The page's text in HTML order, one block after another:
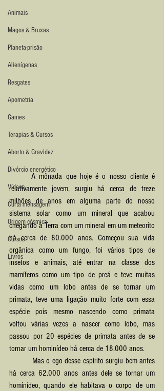
Animais
Magos & Bruxas
Planeta-prisão
Alienígenas
Resgates
Apometria
Games
Terapias & Cursos
Aborto & Gravidez
Divórcio energético
Vídeos
Curta mensagem
Origem cósmica
Cursos
Livros
	A mônada que hoje é o nosso cliente é
relativamente jovem, surgiu há cerca de treze
milhões de anos em alguma parte do nosso
sistema solar como um mineral que acabou
chegando à Terra com um mineral em um meteorito
há cerca de 80.000 anos. Começou sua vida
orgânica como um fungo, foi vários tipos de
insetos e animais, até entrar na classe dos
mamíferos como um tipo de preá e teve muitas
vidas como um lobo antes de se tornar um
primata, teve uma ligação muito forte com essa
espécie pois mesmo nascendo como primata
voltou várias vezes a nascer como lobo, mas
passou por 20 espécies de primata antes de se
tornar um hominídeo há cerca de 18.000 anos.
há cerca 62.000 anos antes dele se tornar um
hominídeo, quando ele habitava o corpo de um